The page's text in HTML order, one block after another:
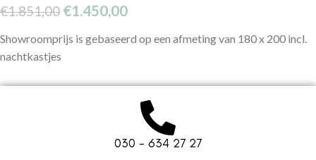
€1.851,00 €1.450,00
Showroomprijs is gebaseerd op een afmeting van 180 x 200 incl.
nachtkastjes
030 - 634 27 27